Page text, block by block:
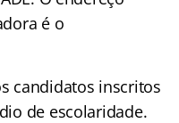
é o
candidatos inscritos
de escolaridade.